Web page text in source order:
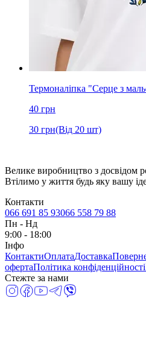
Термоналіпка "Серце з
40 грн
30 грн(Від 20 шт)
Велике виробництво з досвідом
Втілимо у життя будь яку вашу
Контакти
066 691 85 93066 558 79 88
Пн - Нд
9:00 - 18:00
Інфо
КонтактиОплатаДоставка
офертаПолітика конфіденційності
Стежте за нами